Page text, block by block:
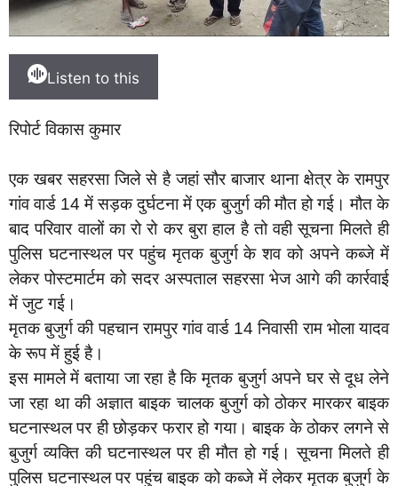
Listen to this
रिपोर्ट विकास कुमार
एक खबर सहरसा जिले से है जहां सौर बाजार थाना क्षेत्र के रामपुर
गांव वार्ड 14 में सड़क दुर्घटना में एक बुजुर्ग की मौत हो गई। मौत के
बाद परिवार वालों का रो रो कर बुरा हाल है तो वही सूचना मिलते ही
पुलिस घटनास्थल पर पहुंच मृतक बुजुर्ग के शव को अपने कब्जे में
लेकर पोस्टमार्टम को सदर अस्पताल सहरसा भेज आगे की कार्रवाई
में जुट गई।
मृतक बुजुर्ग की पहचान रामपुर गांव वार्ड 14 निवासी राम भोला यादव
के रूप में हुई है।
इस मामले में बताया जा रहा है कि मृतक बुजुर्ग अपने घर से दूध लेने
जा रहा था की अज्ञात बाइक चालक बुजुर्ग को ठोकर मारकर बाइक
घटनास्थल पर ही छोड़कर फरार हो गया। बाइक के ठोकर लगने से
बुजुर्ग व्यक्ति की घटनास्थल पर ही मौत हो गई। सूचना मिलते ही
पुलिस घटनास्थल पर पहुंच बाइक को कब्जे में लेकर मृतक बुजुर्ग के